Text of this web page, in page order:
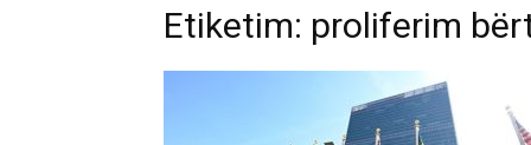
Etiketim: proliferim